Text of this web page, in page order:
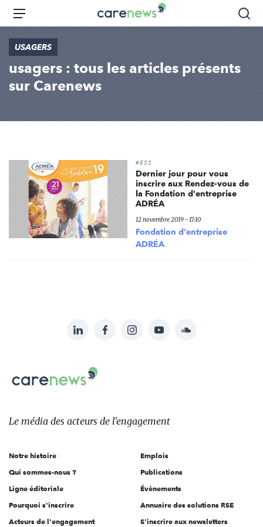
Aller
principal
Carenews,
Le
acteurs
l'engagement
Menu
USAGERS
usagers : tous les articles présents
sur Carenews
#ESS
Dernier jour pour vous
inscrire aux Rendez-vous de
la Fondation d'entreprise
ADRÉA
12 novembre 2019 - 17:10
Fondation d'entreprise
ADRÉA
sur:
LinkedInFacebookInstagramYouTubeSoundcloud
Carenews,
Le
des
l'engagement
Le média des acteurs de l'engagement
Notre histoire
Qui sommes-nous ?
Ligne éditoriale
Pourquoi s'inscrire
Acteurs de l'engagement
Emplois
Publications
Évènements
Annuaire des solutions RSE
S'inscrire aux newsletters